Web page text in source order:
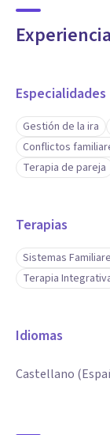
Experiencia
Especialidades
Gestión de la ira
Conflictos
Terapia de pareja
Terapias
Sistemas
Terapia
Idiomas
Castellano